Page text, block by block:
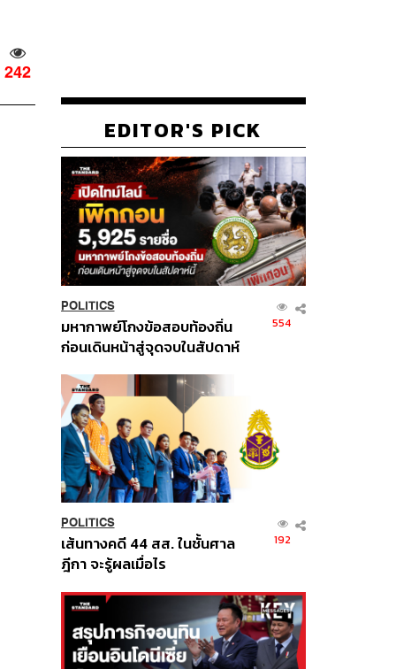
242
EDITOR'S PICK
POLITICS
มหากาพย์โกงข้อสอบท้องถิ่น
ก่อนเดินหน้าสู่จุดจบในสัปดาห์
554
POLITICS
เส้นทางคดี 44 สส. ในชั้นศาล
ฎีกา จะรู้ผลเมื่อไร
192